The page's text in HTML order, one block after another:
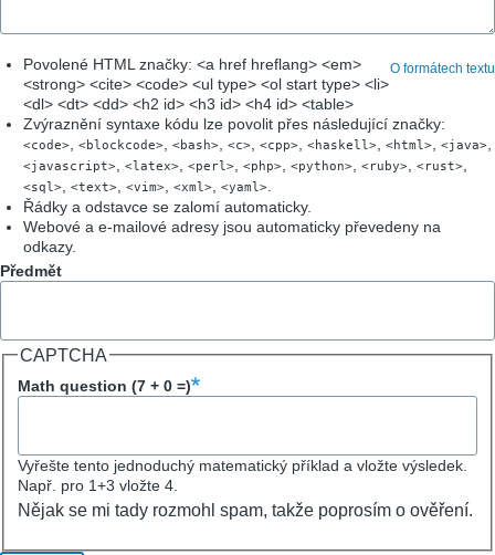
O formátech textu
Povolené HTML značky: <a href hreflang> <em>
<strong> <cite> <code> <ul type> <ol start type> <li>
<dl> <dt> <dd> <h2 id> <h3 id> <h4 id> <table>
Zvýraznění syntaxe kódu lze povolit přes následující značky:
<code> <blockcode> <bash> <c> <cpp> <haskell> <html> <java>
<javascript> <latex> <perl> <php> <python> <ruby> <rust>
<sql> <text> <vim> <xml> <yaml>
Řádky a odstavce se zalomí automaticky.
Webové a e-mailové adresy jsou automaticky převedeny na
odkazy.
Předmět
CAPTCHA
Math question (7 + 0 =)
Vyřešte tento jednoduchý matematický příklad a vložte výsledek.
Např. pro 1+3 vložte 4.
Nějak se mi tady rozmohl spam, takže poprosím o ověření.